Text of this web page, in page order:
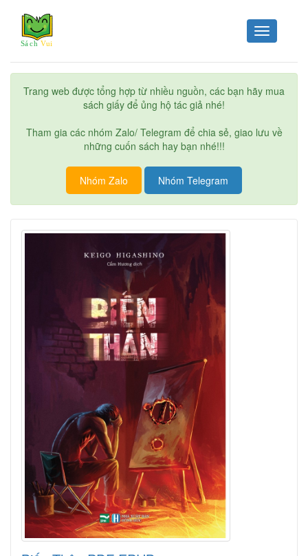
Toggle
navigation
Trang web được tổng hợp từ nhiều nguồn, các bạn hãy mua
sách giấy để ủng hộ tác giả nhé!
Tham gia các nhóm Zalo/ Telegram để chia sẻ, giao lưu về
những cuốn sách hay bạn nhé!!!
Nhóm Zalo Nhóm Telegram